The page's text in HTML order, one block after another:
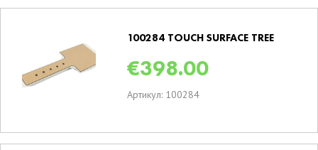
100284 TOUCH SURFACE TREE
€398.00
Артикул: 100284